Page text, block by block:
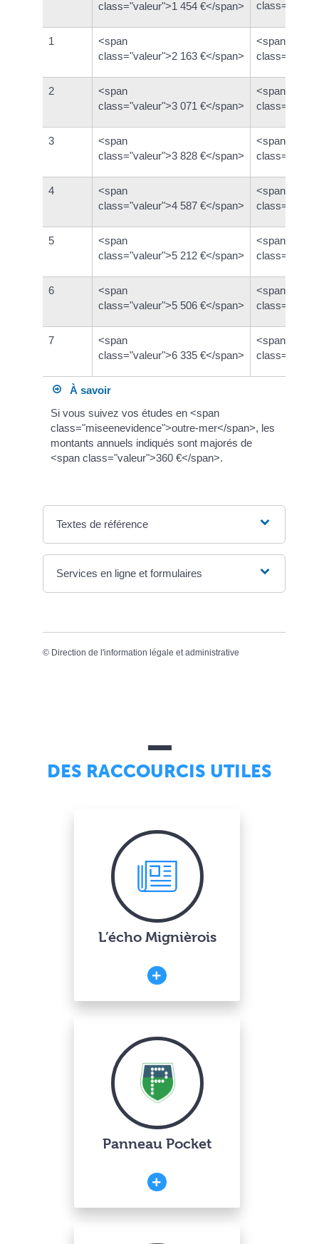
class="valeur">1 454 €</span>
1
<span
class="valeur">2 163 €</span>
<span
2
<span
class="valeur">3 071 €</span>
<span
3
<span
class="valeur">3 828 €</span>
<span
4
<span
class="valeur">4 587 €</span>
<span
5
<span
class="valeur">5 212 €</span>
<span
6
<span
class="valeur">5 506 €</span>
<span
7
<span
class="valeur">6 335 €</span>
<span
À savoir
Si vous suivez vos études en <span
class="miseenevidence">outre-mer</span>, les
montants annuels indiqués sont majorés de
<span class="valeur">360 €</span>.
Textes de référence
Services en ligne et formulaires
© Direction de l'information légale et administrative
DES RACCOURCIS UTILES
L’écho Mignièrois
Panneau Pocket